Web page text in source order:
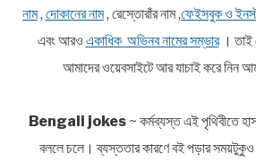
নাম, দোকানের নাম, রেস্তোরাঁর নাম ,ফেইসবুক ও
এবং আরও একাধিক অভিনব নামের সম্ভার। তাই
আমাদের ওয়েবসাইটে আর যাচাই করে নিন
Bengali jokes~ কর্মব্যস্ত এই পৃথিবীতে
বললে চলে। ব্যস্ততার কারণে বই পড়ার